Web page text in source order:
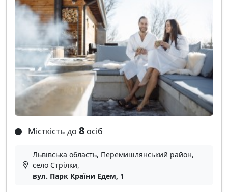
Місткість до 8 осіб
Львівська область, Перемишлянський район,
село Стрілки,
вул. Парк Країни Едем, 1